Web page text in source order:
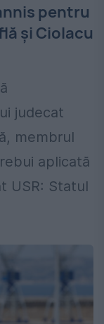
pentru
și Ciolacu
judecat
membrul
aplicată
USR: Statul